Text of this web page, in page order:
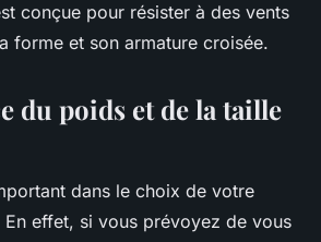
conçue pour résister à des vents
forme et son armature croisée.
du poids et de la taille
dans le choix de votre
effet, si vous prévoyez de vous